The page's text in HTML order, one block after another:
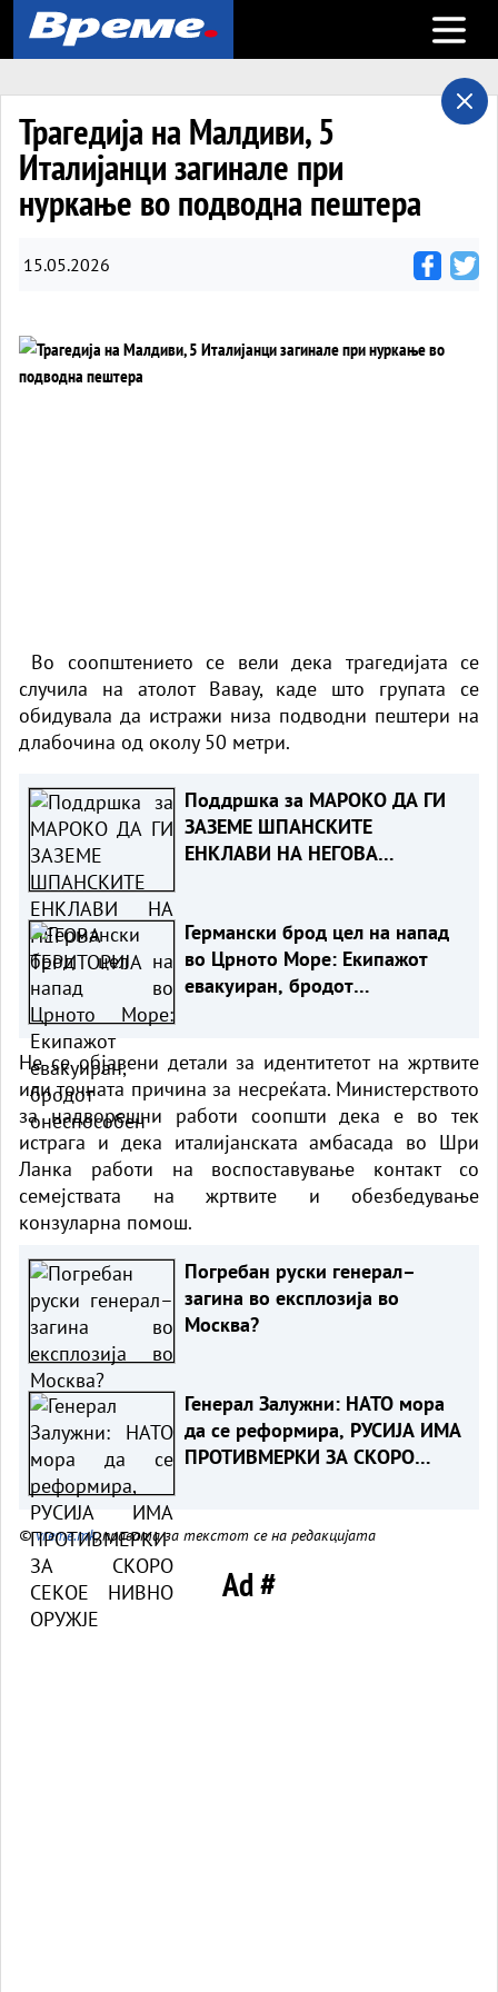
Open
Трагедија на Малдиви, 5
Италијанци загинале при
нуркање во подводна пештера
15.05.2026
Во соопштението се вели дека трагедијата се
случила на атолот Вавау, каде што групата се
обидувала да истражи низа подводни пештери на
длабочина од околу 50 метри.
Поддршка за МАРОКО ДА ГИ
ЗАЗЕМЕ ШПАНСКИТЕ
ЕНКЛАВИ НА НЕГОВА
Германски брод цел на напад
во Црното Море: Екипажот
евакуиран, бродот
Не се објавени детали за идентитетот на жртвите
или точната причина за несреќата. Министерството
за надворешни работи соопшти дека е во тек
истрага и дека италијанската амбасада во Шри
Ланка работи на воспоставување контакт со
семејствата на жртвите и обезбедување
конзуларна помош.
Погребан руски генерал–
загина во експлозија во
Москва?
Генерал Залужни: НАТО мора
да се реформира, РУСИЈА ИМА
ПРОТИВМЕРКИ ЗА СКОРО
©vreme.mk, правата за текстот се на редакцијата
Ad #